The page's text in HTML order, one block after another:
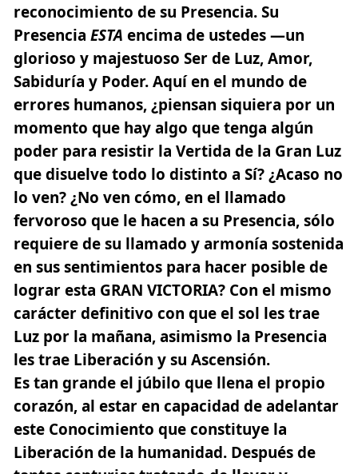
reconocimiento de su Presencia. Su
Presencia ESTA encima de ustedes —un
glorioso y majestuoso Ser de Luz, Amor,
Sabiduría y Poder. Aquí en el mundo de
errores humanos, ¿piensan siquiera por un
momento que hay algo que tenga algún
poder para resistir la Vertida de la Gran Luz
que disuelve todo lo distinto a Sí? ¿Acaso no
lo ven?¿No ven cómo, en el llamado
fervoroso que le hacen a su Presencia, sólo
requiere de su llamado y armonía sostenida
en sus sentimientos para hacer posible de
lograr esta GRAN VICTORIA? Con el mismo
carácter definitivo con que el sol les trae
Luz por la mañana, asimismo la Presencia
les trae Liberación y su Ascensión.
Es tan grande el júbilo que llena el propio
corazón, al estar en capacidad de adelantar
este Conocimiento que constituye la
Liberación de la humanidad. Después de